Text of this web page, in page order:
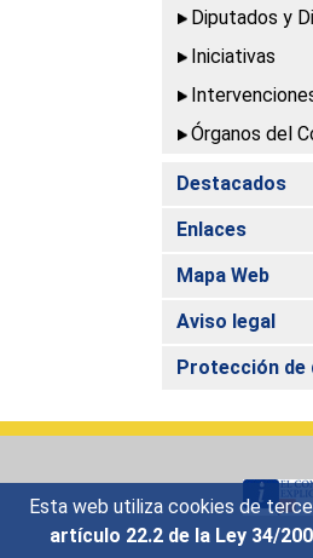
Esta web utiliza cookies de
artículo 22.2 de la Ley 34/
Diputados y
Iniciativas
Órganos del
Destacados
Enlaces
Mapa Web
Aviso legal
Protección de